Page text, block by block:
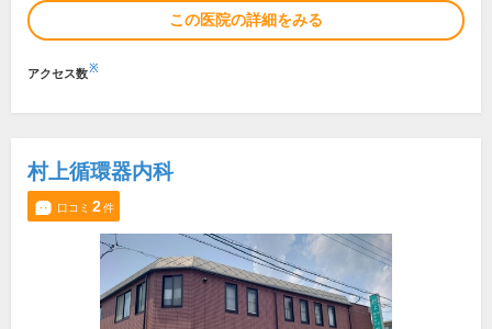
この医院の詳細をみる
アクセス数※
村上循環器内科
口コミ 2件